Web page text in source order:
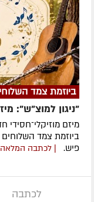
ביוזמת צמד
"ניגון למוצ"ש":
מיזם מוזיקלי־חסידי
ביוזמת צמד
פיש.
| לכתבה המלאה
לכתבה